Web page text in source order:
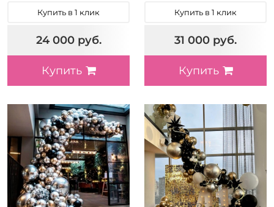
Купить в 1 клик
24 000 руб.
Купить
Купить в 1 клик
31 000 руб.
Купить